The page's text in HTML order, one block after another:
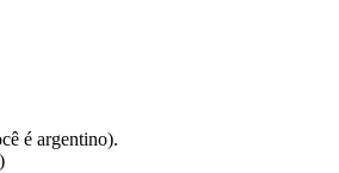
é argentino).